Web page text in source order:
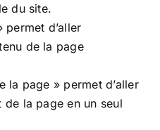
du site.
permet d’aller
de la page
la page » permet d’aller
de la page en un seul